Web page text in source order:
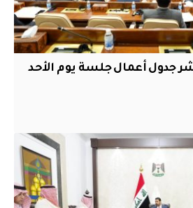
جدول أعمال جلسة يوم الأحد